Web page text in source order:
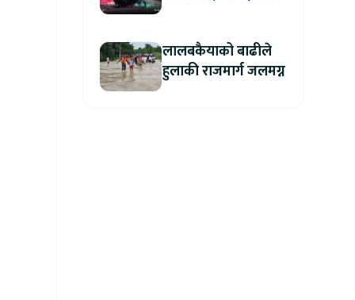
सुनौलो अवसर
लालबकैयाको बाढीले
हुलाकी राजमार्ग जलमग्न